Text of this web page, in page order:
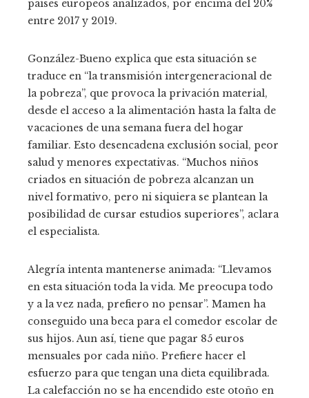
países europeos analizados, por encima del 20%
entre 2017 y 2019.
González-Bueno explica que esta situación se
traduce en “la transmisión intergeneracional de
la pobreza”, que provoca la privación material,
desde el acceso a la alimentación hasta la falta de
vacaciones de una semana fuera del hogar
familiar. Esto desencadena exclusión social, peor
salud y menores expectativas. “Muchos niños
criados en situación de pobreza alcanzan un
nivel formativo, pero ni siquiera se plantean la
posibilidad de cursar estudios superiores”, aclara
el especialista.
Alegría intenta mantenerse animada: “Llevamos
en esta situación toda la vida. Me preocupa todo
y a la vez nada, prefiero no pensar”. Mamen ha
conseguido una beca para el comedor escolar de
sus hijos. Aun así, tiene que pagar 85 euros
mensuales por cada niño. Prefiere hacer el
esfuerzo para que tengan una dieta equilibrada.
La calefacción no se ha encendido este otoño en